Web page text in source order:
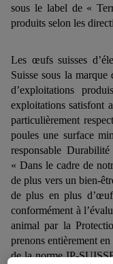
sous le label de «
produits selon les
Les œufs suisses
Suisse sous la
d’exploitations
exploitations satisfont
particulièrement
poules une surface
responsable
« Dans le cadre de
de plus vers un bien-
de plus en plus
conformément à
animal par la
prenons entièrement
de la norme